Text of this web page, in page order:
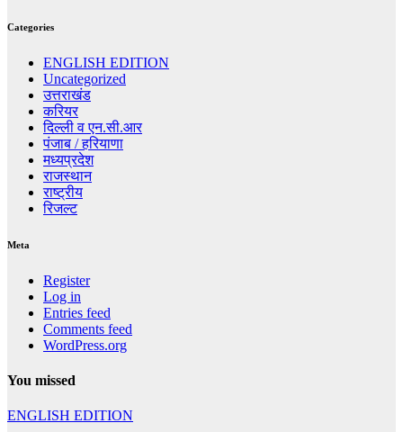
Categories
ENGLISH EDITION
Uncategorized
उत्तराखंड
करियर
दिल्ली व एन.सी.आर
पंजाब / हरियाणा
मध्यप्रदेश
राजस्थान
राष्ट्रीय
रिजल्ट
Meta
Register
Log in
Entries feed
Comments feed
WordPress.org
You missed
ENGLISH EDITION